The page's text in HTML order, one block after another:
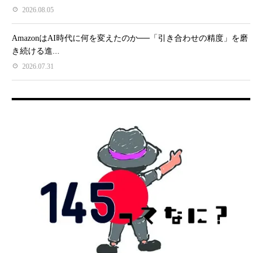
2026.08.05
AmazonはAI時代に何を変えたのか──「引き合わせの精度」を磨
き続ける進...
2026.07.31